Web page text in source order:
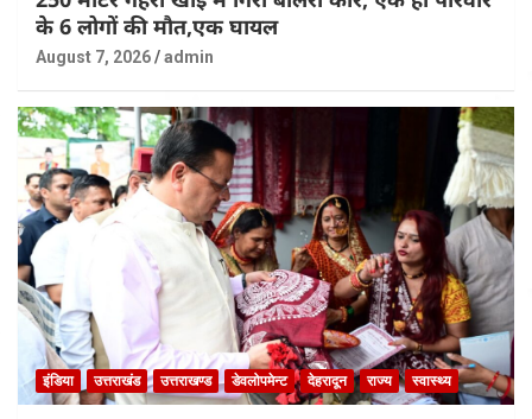
के 6 लोगों की मौत,एक घायल
August 7, 2026 admin
इंडिया उत्तराखंड उत्तराखण्ड डेवलोपमेन्ट देहरादून राज्य स्वास्थ्य